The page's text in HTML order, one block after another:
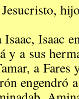
Isaac
y a sus
a Fares
engendró